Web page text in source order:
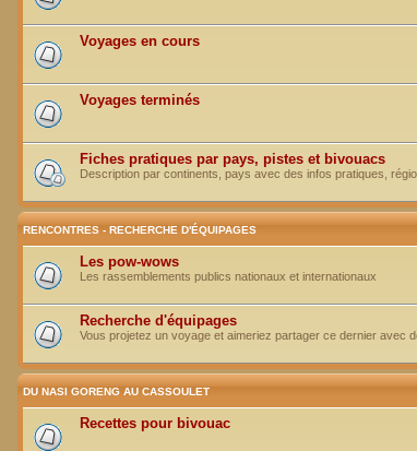
Voyages en cours
Voyages terminés
Fiches pratiques par pays, pistes et bivouacs
Description par continents, pays avec des infos pratiques,
RENCONTRES - RECHERCHE D'ÉQUIPAGES
Les pow-wows
Les rassemblements publics nationaux et internationaux
Recherche d'équipages
Vous projetez un voyage et aimeriez partager ce dernier avec
DU NASI GORENG AU CASSOULET
Recettes pour bivouac